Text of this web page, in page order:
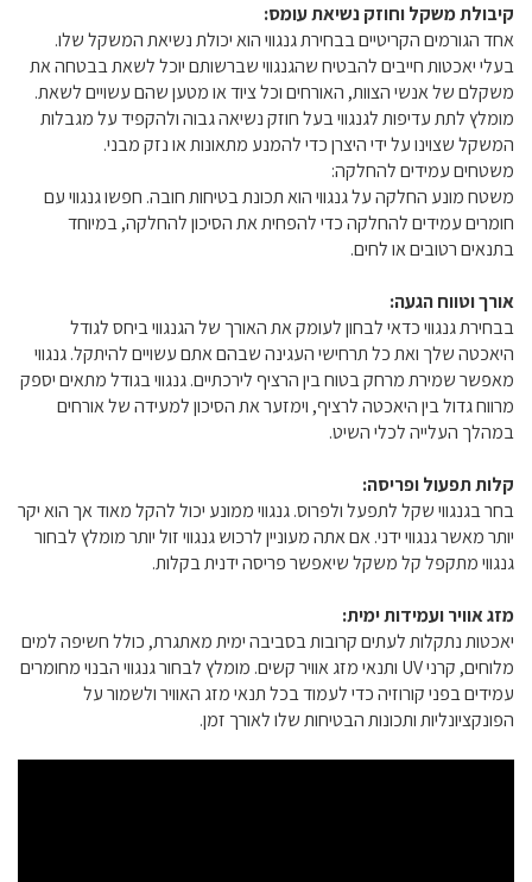
קיבולת משקל וחוזק נשיאת עומס:
אחד הגורמים הקריטיים בבחירת גנגווי הוא יכולת נשיאת המשקל שלו.
בעלי יאכטות חייבים להבטיח שהגנגווי שברשותם יוכל לשאת בבטחה את
משקלם של אנשי הצוות, האורחים וכל ציוד או מטען שהם עשויים לשאת.
מומלץ לתת עדיפות לגנגווי בעל חוזק נשיאה גבוה ולהקפיד על מגבלות
המשקל שצוינו על ידי היצרן כדי להמנע מתאונות או נזק מבני.
משטחים עמידים להחלקה:
משטח מונע החלקה על גנגווי הוא תכונת בטיחות חובה. חפשו גנגווי עם
חומרים עמידים להחלקה כדי להפחית את הסיכון להחלקה, במיוחד
בתנאים רטובים או לחים.
אורך וטווח הגעה:
בבחירת גנגווי כדאי לבחון לעומק את האורך של הגנגווי ביחס לגודל
היאכטה שלך ואת כל תרחישי העגינה שבהם אתם עשויים להיתקל. גנגווי
מאפשר שמירת מרחק בטוח בין הרציף לירכתיים. גנגווי בגודל מתאים יספק
מרווח גדול בין היאכטה לרציף, וימזער את הסיכון למעידה של אורחים
במהלך העלייה לכלי השיט.
קלות תפעול ופריסה:
בחר בגנגווי שקל לתפעל ולפרוס. גנגווי ממונע יכול להקל מאוד אך הוא יקר
יותר מאשר גנגווי ידני. אם אתה מעוניין לרכוש גנגווי זול יותר מומלץ לבחור
גנגווי מתקפל קל משקל שיאפשר פריסה ידנית בקלות.
מזג אוויר ועמידות ימית:
יאכטות נתקלות לעתים קרובות בסביבה ימית מאתגרת, כולל חשיפה למים
מלוחים, קרני UV ותנאי מזג אוויר קשים. מומלץ לבחור גנגווי הבנוי מחומרים
עמידים בפני קורוזיה כדי לעמוד בכל תנאי מזג האוויר ולשמור על
הפונקציונליות ותכונות הבטיחות שלו לאורך זמן.